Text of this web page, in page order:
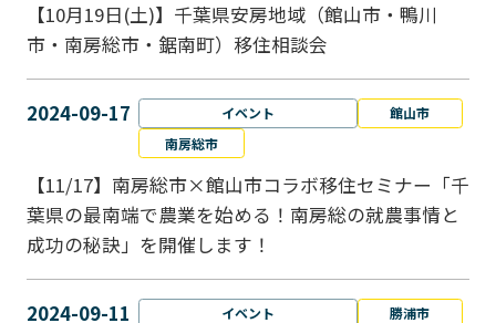
【10月19日(土)】千葉県安房地域（館山市・鴨川
市・南房総市・鋸南町）移住相談会
2024-09-17 イベント
館山市
南房総市
【11/17】南房総市×館山市コラボ移住セミナー「千
葉県の最南端で農業を始める！南房総の就農事情と
成功の秘訣」を開催します！
2024-09-11 イベント 勝浦市